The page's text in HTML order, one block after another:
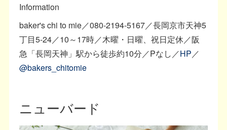
Information
baker's chi to mie／080-2194-5167／長岡京市天神5
丁目5-24／10～17時／木曜・日曜、祝日定休／阪
急「長岡天神」駅から徒歩約10分／Pなし／HP／
@bakers_chitomie
ニューバード